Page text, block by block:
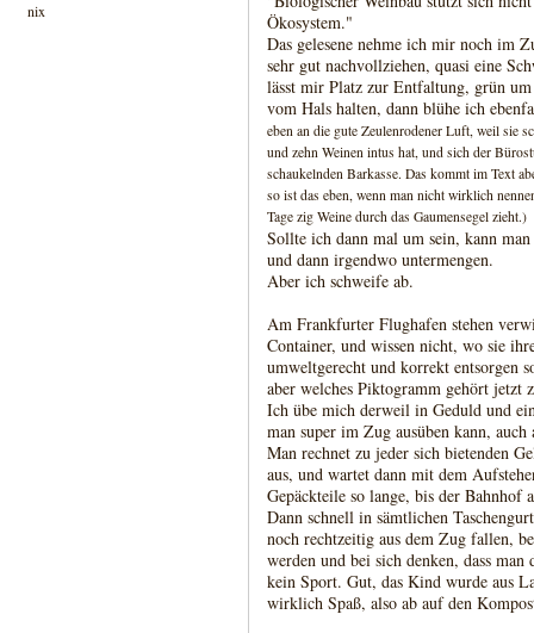
nix
Ökosystem."
Das gelesene nehme ich mir noch im
sehr gut nachvollziehen, quasi eine
lässt mir Platz zur Entfaltung, grün
vom Hals halten, dann blühe ich
eben an die gute Zeulenrodener Luft, weil sie
und zehn Weinen intus hat, und sich der
schaukelnden Barkasse. Das kommt im Text
so ist das eben, wenn man nicht wirklich
Tage zig Weine durch das Gaumensegel zieht.)
Sollte ich dann mal um sein, kann
und dann irgendwo untermengen.
Aber ich schweife ab.
Am Frankfurter Flughafen stehen
Container, und wissen nicht, wo sie
umweltgerecht und korrekt entsorgen
aber welches Piktogramm gehört jetzt
Ich übe mich derweil in Geduld und
man super im Zug ausüben kann,
Man rechnet zu jeder sich bietenden
aus, und wartet dann mit dem
Gepäckteile so lange, bis der Bahnhof
Dann schnell in sämtlichen
noch rechtzeitig aus dem Zug fallen,
werden und bei sich denken, dass man
kein Sport. Gut, das Kind wurde aus
wirklich Spaß, also ab auf den